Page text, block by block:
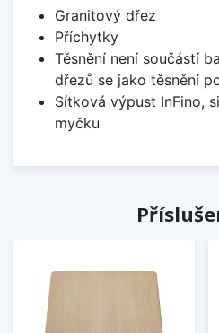
Granitový dřez
Příchytky
Těsnění není součástí
dřezů se jako těsnění
Sítková výpust InFino,
myčku